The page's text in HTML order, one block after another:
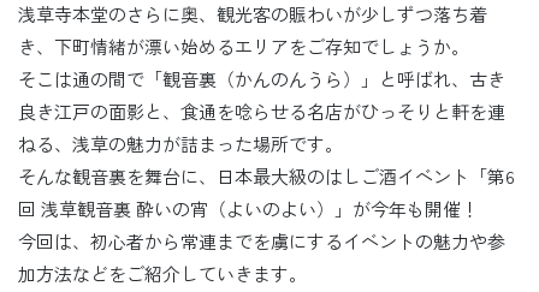
浅草寺本堂のさらに奥、観光客の賑わいが少しずつ落ち着
き、下町情緒が漂い始めるエリアをご存知でしょうか。
そこは通の間で「観音裏（かんのんうら）」と呼ばれ、古き
良き江戸の面影と、食通を唸らせる名店がひっそりと軒を連
ねる、浅草の魅力が詰まった場所です。
そんな観音裏を舞台に、日本最大級のはしご酒イベント「第6
回 浅草観音裏 酔いの宵（よいのよい）」が今年も開催！
今回は、初心者から常連までを虜にするイベントの魅力や参
加方法などをご紹介していきます。